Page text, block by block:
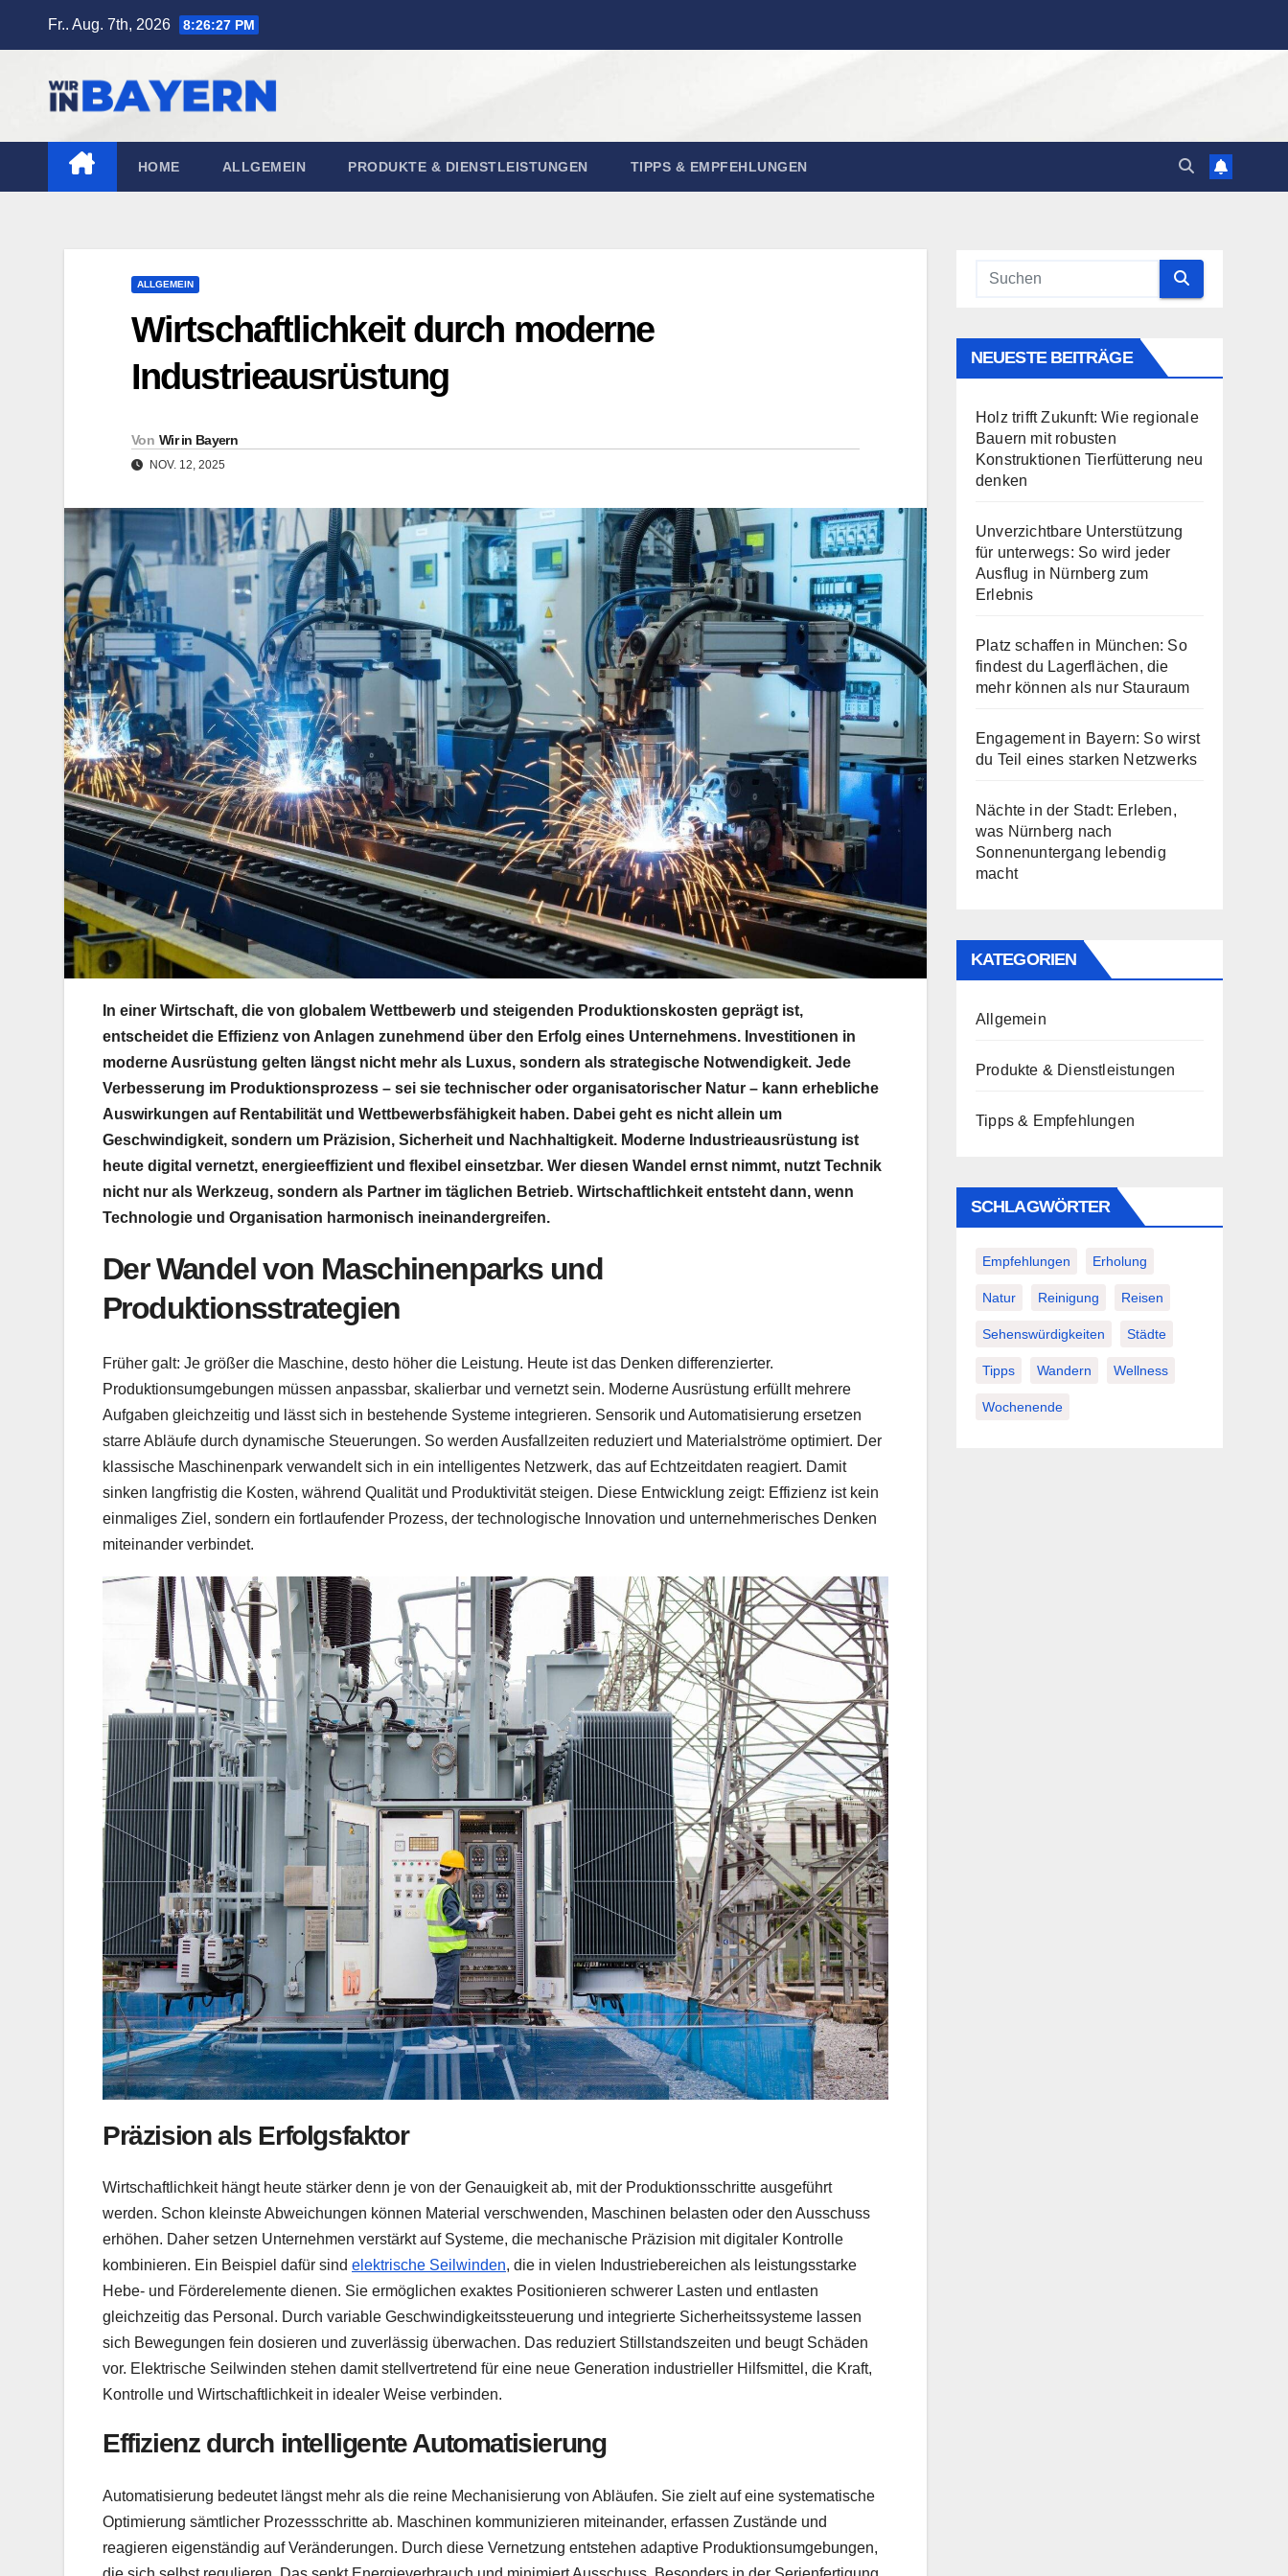
Fr.. Aug. 7th, 2026 8:26:29 PM
HOME ALLGEMEIN PRODUKTE & DIENSTLEISTUNGEN TIPPS & EMPFEHLUNGEN
ALLGEMEIN
Wirtschaftlichkeit durch moderne
Industrieausrüstung
Von Wir in Bayern
NOV. 12, 2025
In einer Wirtschaft, die von globalem Wettbewerb und steigenden Produktionskosten geprägt ist,
entscheidet die Effizienz von Anlagen zunehmend über den Erfolg eines Unternehmens. Investitionen in
moderne Ausrüstung gelten längst nicht mehr als Luxus, sondern als strategische Notwendigkeit. Jede
Verbesserung im Produktionsprozess – sei sie technischer oder organisatorischer Natur – kann erhebliche
Auswirkungen auf Rentabilität und Wettbewerbsfähigkeit haben. Dabei geht es nicht allein um
Geschwindigkeit, sondern um Präzision, Sicherheit und Nachhaltigkeit. Moderne Industrieausrüstung ist
heute digital vernetzt, energieeffizient und flexibel einsetzbar. Wer diesen Wandel ernst nimmt, nutzt Technik
nicht nur als Werkzeug, sondern als Partner im täglichen Betrieb. Wirtschaftlichkeit entsteht dann, wenn
Technologie und Organisation harmonisch ineinandergreifen.
Der Wandel von Maschinenparks und
Produktionsstrategien
Früher galt: Je größer die Maschine, desto höher die Leistung. Heute ist das Denken differenzierter.
Produktionsumgebungen müssen anpassbar, skalierbar und vernetzt sein. Moderne Ausrüstung erfüllt mehrere
Aufgaben gleichzeitig und lässt sich in bestehende Systeme integrieren. Sensorik und Automatisierung ersetzen
starre Abläufe durch dynamische Steuerungen. So werden Ausfallzeiten reduziert und Materialströme optimiert. Der
klassische Maschinenpark verwandelt sich in ein intelligentes Netzwerk, das auf Echtzeitdaten reagiert. Damit
sinken langfristig die Kosten, während Qualität und Produktivität steigen. Diese Entwicklung zeigt: Effizienz ist kein
einmaliges Ziel, sondern ein fortlaufender Prozess, der technologische Innovation und unternehmerisches Denken
miteinander verbindet.
Präzision als Erfolgsfaktor
Wirtschaftlichkeit hängt heute stärker denn je von der Genauigkeit ab, mit der Produktionsschritte ausgeführt
werden. Schon kleinste Abweichungen können Material verschwenden, Maschinen belasten oder den Ausschuss
erhöhen. Daher setzen Unternehmen verstärkt auf Systeme, die mechanische Präzision mit digitaler Kontrolle
kombinieren. Ein Beispiel dafür sind elektrische Seilwinden, die in vielen Industriebereichen als leistungsstarke
Hebe- und Förderelemente dienen. Sie ermöglichen exaktes Positionieren schwerer Lasten und entlasten
gleichzeitig das Personal. Durch variable Geschwindigkeitssteuerung und integrierte Sicherheitssysteme lassen
sich Bewegungen fein dosieren und zuverlässig überwachen. Das reduziert Stillstandszeiten und beugt Schäden
vor. Elektrische Seilwinden stehen damit stellvertretend für eine neue Generation industrieller Hilfsmittel, die Kraft,
Kontrolle und Wirtschaftlichkeit in idealer Weise verbinden.
Effizienz durch intelligente Automatisierung
Automatisierung bedeutet längst mehr als die reine Mechanisierung von Abläufen. Sie zielt auf eine systematische
Optimierung sämtlicher Prozessschritte ab. Maschinen kommunizieren miteinander, erfassen Zustände und
reagieren eigenständig auf Veränderungen. Durch diese Vernetzung entstehen adaptive Produktionsumgebungen,
NEUESTE BEITRÄGE
Holz trifft Zukunft: Wie regionale
Bauern mit robusten
Konstruktionen Tierfütterung neu
denken
Unverzichtbare Unterstützung
für unterwegs: So wird jeder
Ausflug in Nürnberg zum
Erlebnis
Platz schaffen in München: So
findest du Lagerflächen, die
mehr können als nur Stauraum
Engagement in Bayern: So wirst
du Teil eines starken Netzwerks
Nächte in der Stadt: Erleben,
was Nürnberg nach
Sonnenuntergang lebendig
macht
KATEGORIEN
Allgemein
Produkte & Dienstleistungen
Tipps & Empfehlungen
SCHLAGWÖRTER
Empfehlungen Erholung
Natur Reinigung Reisen
Sehenswürdigkeiten Städte
Tipps Wandern Wellness
Wochenende